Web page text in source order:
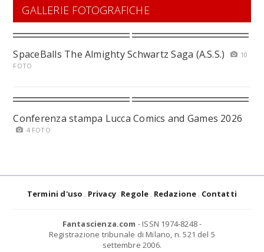
GALLERIE FOTOGRAFICHE
SpaceBalls The Almighty Schwartz Saga (A.S.S.)
10
FOTO
Conferenza stampa Lucca Comics and Games 2026
4 FOTO
Termini d'uso Privacy Regole Redazione Contatti
Fantascienza.com - ISSN 1974-8248 -
Registrazione tribunale di Milano, n. 521 del 5
settembre 2006.